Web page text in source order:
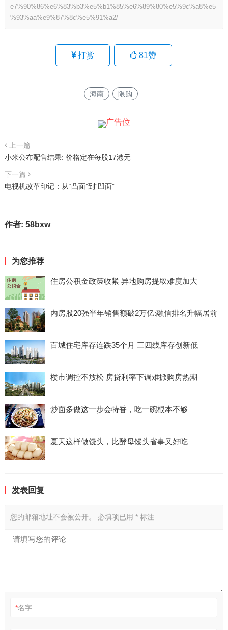
e7%90%86%e6%83%b3%e5%b1%85%e6%89%80%e5%9c%a8%e5
%93%aa%e9%87%8c%e5%91%a2/
打赏 81赞
海南 限购
上一篇
小米公布配售结果: 价格定在每股17港元
下一篇
电视机改革印记：从“凸面”到“凹面”
作者: 58bxw
为您推荐
住房公积金政策收紧 异地购房提取难度加大
内房股20强半年销售额破2万亿:融信排名升幅居前
百城住宅库存连跌35个月 三四线库存创新低
楼市调控不放松 房贷利率下调难掀购房热潮
炒面多做这一步会特香，吃一碗根本不够
夏天这样做馒头，比酵母馒头省事又好吃
发表回复
您的邮箱地址不会被公开。 必填项已用 *标注
*名字: